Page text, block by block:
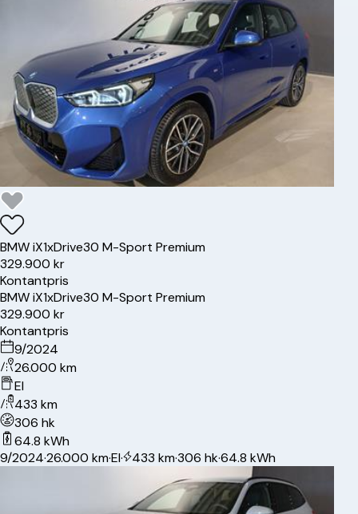
BMWiX1xDrive30 M-Sport Premium
329.900 kr
Kontantpris
BMWiX1xDrive30 M-Sport Premium
329.900 kr
Kontantpris
9/2024
26.000 km
El
433 km
306 hk
64.8 kWh
9/2024·26.000 km·El· 433 km·306 hk·64.8 kWh